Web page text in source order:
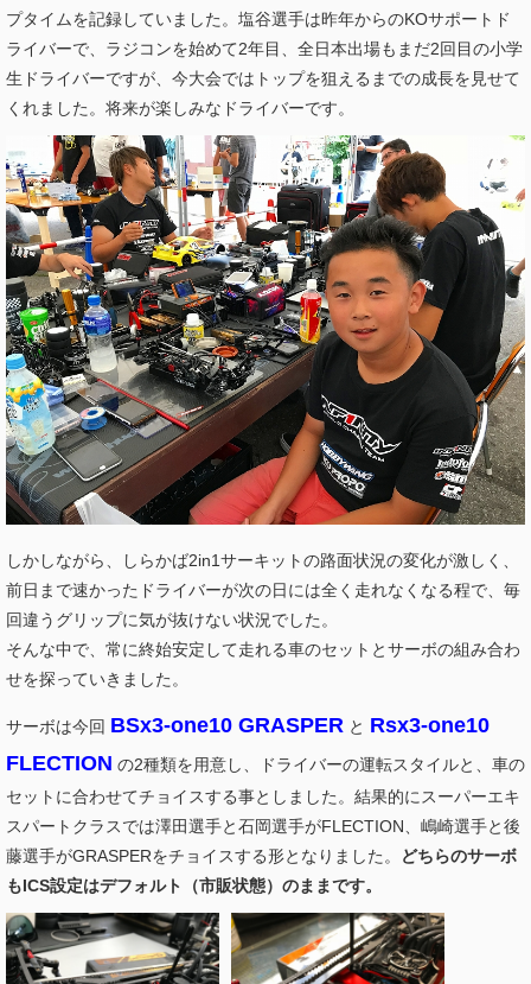
プタイムを記録していました。塩谷選手は昨年からのKOサポートド
ライバーで、ラジコンを始めて2年目、全日本出場もまだ2回目の小学
生ドライバーですが、今大会ではトップを狙えるまでの成長を見せて
くれました。将来が楽しみなドライバーです。
しかしながら、しらかば2in1サーキットの路面状況の変化が激しく、
前日まで速かったドライバーが次の日には全く走れなくなる程で、毎
回違うグリップに気が抜けない状況でした。
そんな中で、常に終始安定して走れる車のセットとサーボの組み合わ
せを探っていきました。
サーボは今回 BSx3-one10 GRASPER と Rsx3-one10
FLECTION の2種類を用意し、ドライバーの運転スタイルと、車の
セットに合わせてチョイスする事としました。結果的にスーパーエキ
スパートクラスでは澤田選手と石岡選手がFLECTION、嶋崎選手と後
藤選手がGRASPERをチョイスする形となりました。
どちらのサーボ
もICS設定はデフォルト（市販状態）のままです。